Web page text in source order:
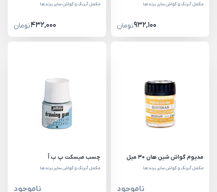
مکمل آبرنگ و گواش سایر برندها
932,100تومان
مکمل آبرنگ و گواش سایر برندها
432,000تومان
مديوم گواش شين هان 30 میل
مکمل آبرنگ و گواش سایر برندها
ناموجود
چسب میسکت پ ب اُ
مکمل آبرنگ و گواش سایر برندها
ناموجود